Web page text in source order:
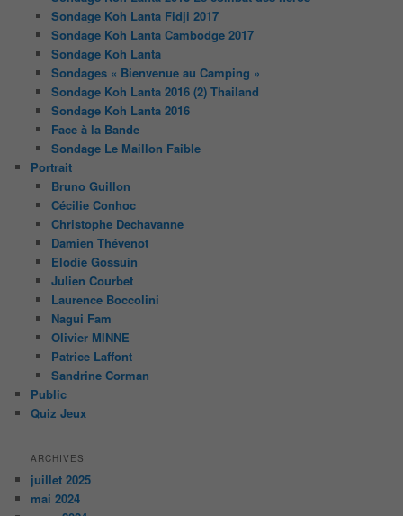
Sondage Koh Lanta Fidji 2017
Sondage Koh Lanta Cambodge 2017
Sondage Koh Lanta
Sondages « Bienvenue au Camping »
Sondage Koh Lanta 2016 (2) Thailand
Sondage Koh Lanta 2016
Face à la Bande
Sondage Le Maillon Faible
Portrait
Bruno Guillon
Cécilie Conhoc
Christophe Dechavanne
Damien Thévenot
Elodie Gossuin
Julien Courbet
Laurence Boccolini
Nagui Fam
Olivier MINNE
Patrice Laffont
Sandrine Corman
Public
Quiz Jeux
ARCHIVES
juillet 2025
mai 2024